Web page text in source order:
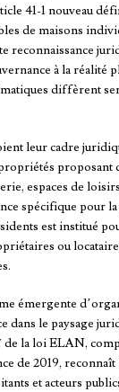
41-1 nouveau
de maisons
reconnaissance
à la réalité
diffèrent
leur cadre
proposant
espaces de
spécifique pour
est institué
ou
émergente
dans le paysage
la loi ELAN,
de 2019, reconnaît
et acteurs